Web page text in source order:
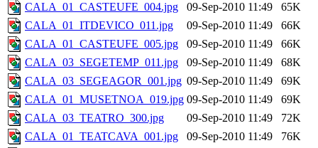
CALA_01_CASTEUFE_004.jpg
09-Sep-2010 11:49
65K
CALA_01_ITDEVICO_011.jpg
09-Sep-2010 11:49
66K
CALA_01_CASTEUFE_005.jpg
09-Sep-2010 11:49
66K
CALA_03_SEGETEMP_011.jpg
09-Sep-2010 11:49
68K
CALA_03_SEGEAGOR_001.jpg 09-Sep-2010 11:49
69K
CALA_01_MUSETNOA_019.jpg 09-Sep-2010 11:49
69K
CALA_03_TEATRO_300.jpg
09-Sep-2010 11:49
72K
CALA_01_TEATCAVA_001.jpg
09-Sep-2010 11:49
76K